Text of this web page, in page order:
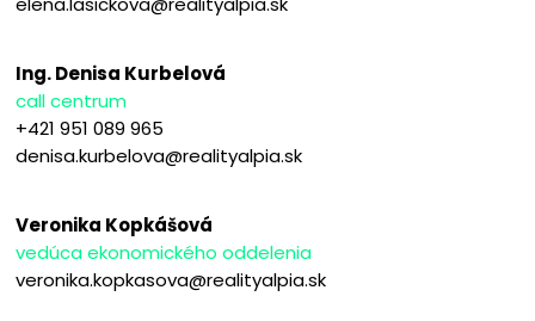
Ing. Denisa Kurbelová
call centrum
+421 951 089 965
denisa.kurbelova@realityalpia.sk
Veronika Kopkášová
vedúca ekonomického oddelenia
veronika.kopkasova@realityalpia.sk